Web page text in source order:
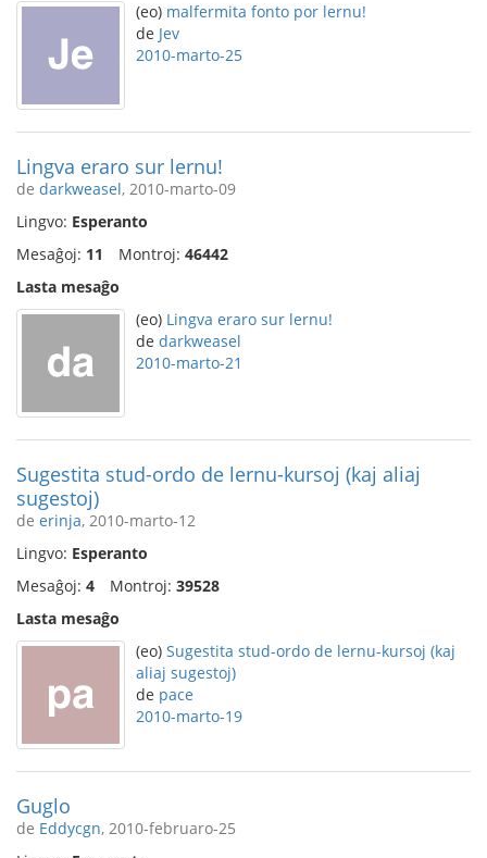
(eo) malfermita fonto por lernu!
de Jev
2010-marto-25
Lingva eraro sur lernu!
de darkweasel, 2010-marto-09
Lingvo: Esperanto
Mesaĝoj: 11 Montroj: 46442
Lasta mesaĝo
(eo) Lingva eraro sur lernu!
de darkweasel
2010-marto-21
Sugestita stud-ordo de lernu-kursoj (kaj aliaj
sugestoj)
de erinja, 2010-marto-12
Lingvo: Esperanto
Mesaĝoj: 4 Montroj: 39528
Lasta mesaĝo
(eo) Sugestita stud-ordo de lernu-kursoj (kaj
aliaj sugestoj)
de pace
2010-marto-19
Guglo
de Eddycgn, 2010-februaro-25